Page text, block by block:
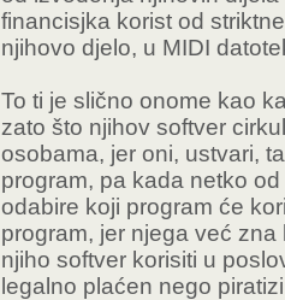
financisjka korist od
njihovo djelo, u MIDI
To ti je slično onome kao
zato što njihov softver
osobama, jer oni, ustvari,
program, pa kada netko
odabire koji program će
program, jer njega već
njiho softver korisiti u
legalno plaćen nego